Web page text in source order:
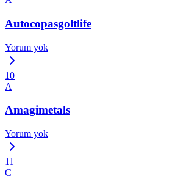
Autocopasgoltlife
Yorum yok
10
A
Amagimetals
Yorum yok
11
C